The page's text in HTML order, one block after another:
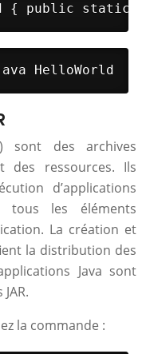
{ public static
HelloWorld
sont des archives
des ressources. Ils
d’applications
tous les éléments
La création et
la distribution des
Java sont
la commande :